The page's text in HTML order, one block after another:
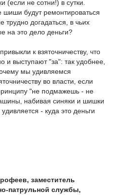
(если не сотни!) в сутки.
будут ремонтироваться
трудно догадаться, в чьих
на это дело деньги?
к взяточничеству, что
и выступают "за": так удобнее,
мы удивляемся
во власти, если
"не подмажешь - не
набивая синяки и шишки
- куда это деньги
заместитель
патрульной службы,